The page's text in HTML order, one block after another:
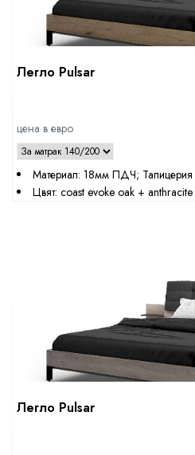
Легло Pulsar
цена в евро
Материал: 18мм ПДЧ; Тапицерия
Цвят: coast evoke oak + anthracite
Легло Pulsar